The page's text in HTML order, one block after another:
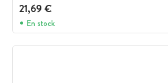
21,69 €
En stock